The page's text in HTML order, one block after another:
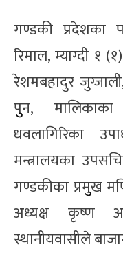
गण्डकी प्रदेशका
रिमाल, म्याग्दी १
रेशमबहादुर
पुुन,
धवलागिरिका
मन्त्रालयका
गण्डकीका प्रमुुख
अध्यक्ष कृष्ण
स्थानीयवासीले